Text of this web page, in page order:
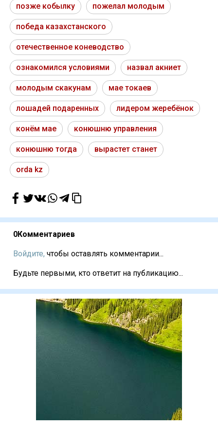
позже кобылку пожелал молодым
победа казахстанского
отечественное коневодство
ознакомился условиями назвал акниет
молодым скакунам мае токаев
лошадей подаренных лидером жеребёнок
конём мае конюшню управления
конюшню тогда вырастет станет
orda kz
0Комментариев
Войдите, чтобы оставлять комментарии...
Будьте первыми, кто ответит на публикацию...